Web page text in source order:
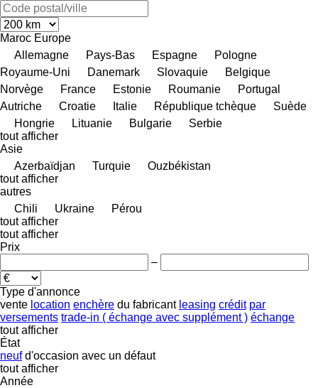
Maroc Europe
Allemagne
Pays-Bas Espagne
Pologne
Royaume-Uni
Danemark Slovaquie
Belgique
Norvège
France Estonie Roumanie
Portugal
Autriche
Croatie Italie République tchèque
Suède
Hongrie
Lituanie Bulgarie
Serbie
tout afficher
Asie
Azerbaïdjan
Turquie
Ouzbékistan
tout afficher
autres
Chili
Ukraine
Pérou
tout afficher
tout afficher
Prix
–
Type d'annonce
vente location enchère du fabricant leasing crédit par
versements trade-in ( échange avec supplément ) échange
tout afficher
État
neuf d'occasion avec un défaut
tout afficher
Année